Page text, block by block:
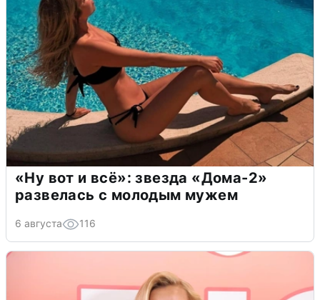
«Ну вот и всё»: звезда «Дома-2»
развелась с молодым мужем
6 августа 116